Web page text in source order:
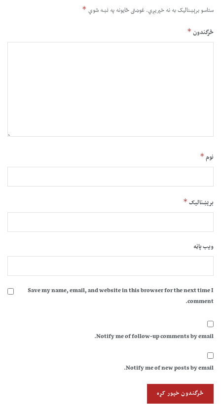
ستاسو برېښناليک به نه خپريږي.غوښتى ځایونه په نښه شوي *
څرگندون*
نوم*
بریښنالیک*
ویب پاڼه
Save my name, email, and website in this browser for the next time I
comment.
Notify me of follow-up comments by email.
Notify me of new posts by email.